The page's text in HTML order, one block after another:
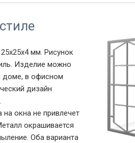
мм. Рисунок
Изделие можно
доме, в офисном
дизайн
окна не привлечет
окрашивается
Оба варианта